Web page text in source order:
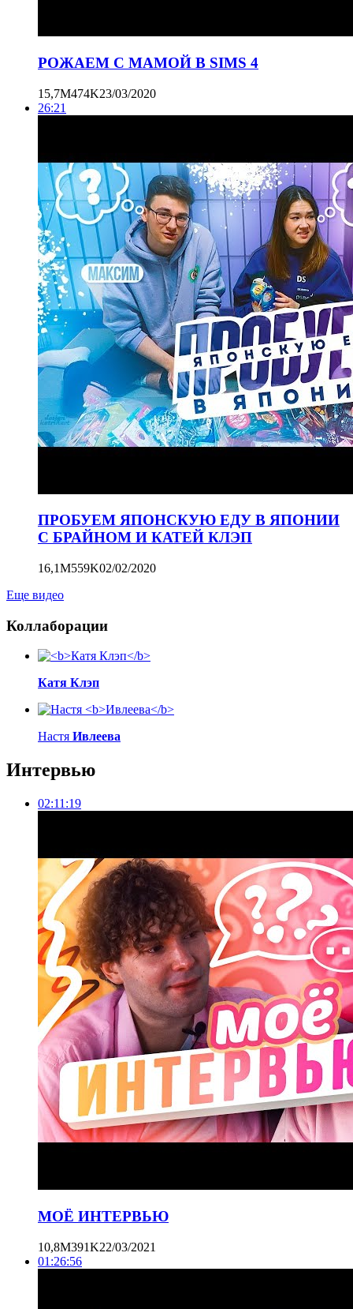
РОЖАЕМ С МАМОЙ В SIMS 4
15,7M474K23/03/2020
26:21
ПРОБУЕМ ЯПОНСКУЮ ЕДУ В ЯПОНИИ
С БРАЙНОМ И КАТЕЙ КЛЭП
16,1M559K02/02/2020
Еще видео
Коллаборации
Катя Клэп
Настя Ивлеева
Интервью
02:11:19
МОЁ ИНТЕРВЬЮ
10,8M391K22/03/2021
01:26:56